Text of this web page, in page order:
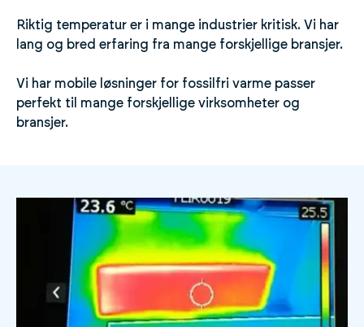
Riktig temperatur er i mange industrier kritisk. Vi har
lang og bred erfaring fra mange forskjellige bransjer.
Vi har mobile løsninger for fossilfri varme passer
perfekt til mange forskjellige virksomheter og
bransjer.